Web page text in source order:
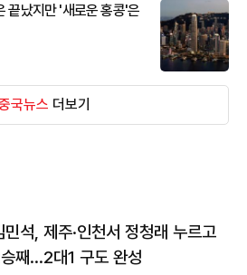
끝났지만 '새로운 홍콩'은
국뉴스 더보기
민석, 제주·인천서 정청래 누르고
째…2대1 구도 완성